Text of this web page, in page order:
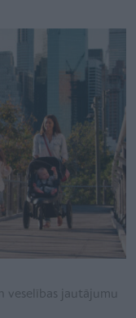
veselības jautājumu